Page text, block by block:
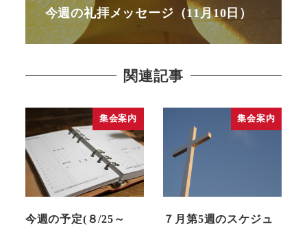
今週の礼拝メッセージ（11月10日）
関連記事
集会案内
今週の予定(８/25～
集会案内
７月第5週のスケジュ